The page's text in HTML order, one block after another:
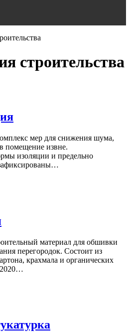
строительства
мер для снижения шума,
помещение извне.
изоляции и предельно
материал для обшивки
перегородок. Состоит из
крахмала и органических